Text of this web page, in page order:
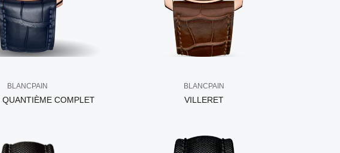
BLANCPAIN
COMPLET
BLANCPAIN
VILLERET